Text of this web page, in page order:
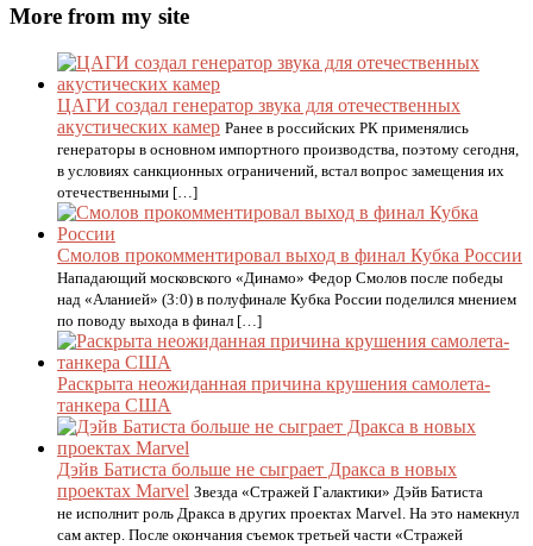
More from my site
ЦАГИ создал генератор звука для отечественных
акустических камер Ранее в российских РК применялись
генераторы в основном импортного производства, поэтому сегодня,
в условиях санкционных ограничений, встал вопрос замещения их
отечественными […]
Смолов прокомментировал выход в финал Кубка России
Нападающий московского «Динамо» Федор Смолов после победы
над «Аланией» (3:0) в полуфинале Кубка России поделился мнением
по поводу выхода в финал […]
Раскрыта неожиданная причина крушения самолета-
танкера США
Дэйв Батиста больше не сыграет Дракса в новых
проектах Marvel Звезда «Стражей Галактики» Дэйв Батиста
не исполнит роль Дракса в других проектах Marvel. На это намекнул
сам актер. После окончания съемок третьей части «Стражей